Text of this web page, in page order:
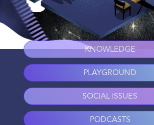
KNOWLEDGE
PLAYGROUND
SOCIAL ISSUES
PODCASTS